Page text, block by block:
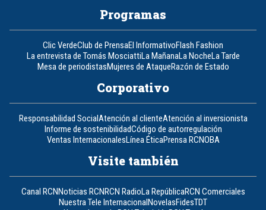
Programas
Clic VerdeClub de PrensaEl InformativoFlash Fashion
La entrevista de Tomás MosciattiLa MañanaLa NocheLa Tarde
Mesa de periodistasMujeres de AtaqueRazón de Estado
Corporativo
Responsabilidad SocialAtención al clienteAtención al inversionista
Informe de sostenibilidadCódigo de autorregulación
Ventas InternacionalesLínea ÉticaPrensa RCNOBA
Visite también
Canal RCNNoticias RCNRCN RadioLa RepúblicaRCN Comerciales
Nuestra Tele InternacionalNovelasFidesTDT